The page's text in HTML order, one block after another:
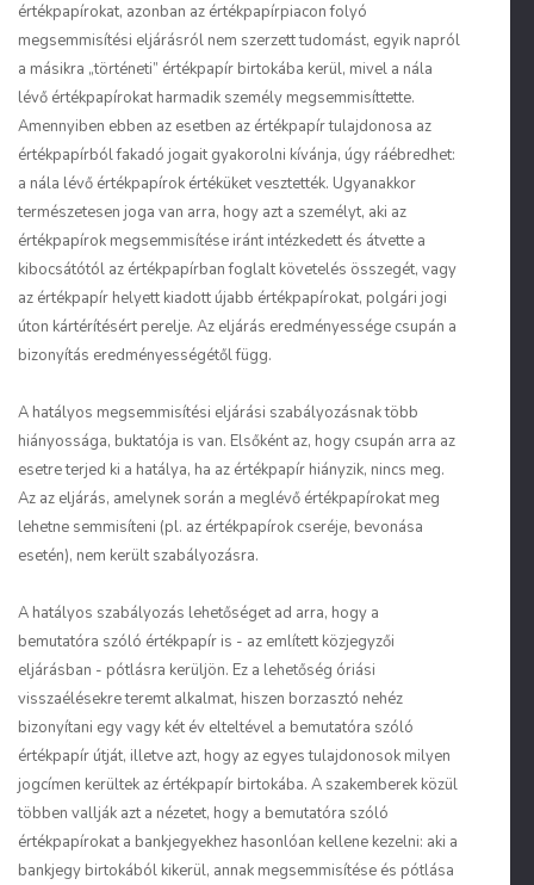
értékpapírokat, azonban az értékpapírpiacon folyó
megsemmisítési eljárásról nem szerzett tudomást, egyik napról
a másikra „történeti” értékpapír birtokába kerül, mivel a nála
lévő értékpapírokat harmadik személy megsemmisíttette.
Amennyiben ebben az esetben az értékpapír tulajdonosa az
értékpapírból fakadó jogait gyakorolni kívánja, úgy ráébredhet:
a nála lévő értékpapírok értéküket vesztették. Ugyanakkor
természetesen joga van arra, hogy azt a személyt, aki az
értékpapírok megsemmisítése iránt intézkedett és átvette a
kibocsátótól az értékpapírban foglalt követelés összegét, vagy
az értékpapír helyett kiadott újabb értékpapírokat, polgári jogi
úton kártérítésért perelje. Az eljárás eredményessége csupán a
bizonyítás eredményességétől függ.
A hatályos megsemmisítési eljárási szabályozásnak több
hiányossága, buktatója is van. Elsőként az, hogy csupán arra az
esetre terjed ki a hatálya, ha az értékpapír hiányzik, nincs meg.
Az az eljárás, amelynek során a meglévő értékpapírokat meg
lehetne semmisíteni (pl. az értékpapírok cseréje, bevonása
esetén), nem került szabályozásra.
A hatályos szabályozás lehetőséget ad arra, hogy a
bemutatóra szóló értékpapír is - az említett közjegyzői
eljárásban - pótlásra kerüljön. Ez a lehetőség óriási
visszaélésekre teremt alkalmat, hiszen borzasztó nehéz
bizonyítani egy vagy két év elteltével a bemutatóra szóló
értékpapír útját, illetve azt, hogy az egyes tulajdonosok milyen
jogcímen kerültek az értékpapír birtokába. A szakemberek közül
többen vallják azt a nézetet, hogy a bemutatóra szóló
értékpapírokat a bankjegyekhez hasonlóan kellene kezelni: aki a
bankjegy birtokából kikerül, annak megsemmisítése és pótlása